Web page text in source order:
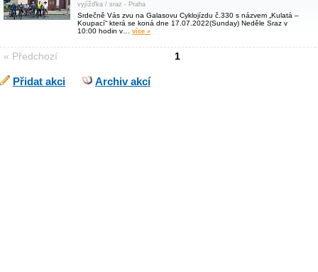
vyjížďka / sraz - Praha
Srdečně Vás zvu na Galasovu Cyklojízdu č.330 s názvem „Kulatá –
Koupací“ která se koná dne 17.07.2022(Sunday) Neděle Sraz v
10:00 hodin v… více »
« Předchozí 1
Přidat akci Archiv akcí